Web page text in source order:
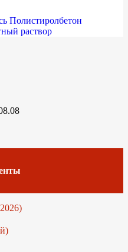
Полистиролбетон
раствор